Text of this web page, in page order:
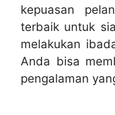
kepuasan
terbaik untuk
melakukan
Anda bisa
pengalaman